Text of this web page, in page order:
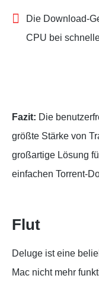
Die Download-
CPU bei
Fazit: Die
größte Stärke von
großartige Lösung
einfachen Torrent-
Flut
Deluge ist eine
Mac nicht mehr